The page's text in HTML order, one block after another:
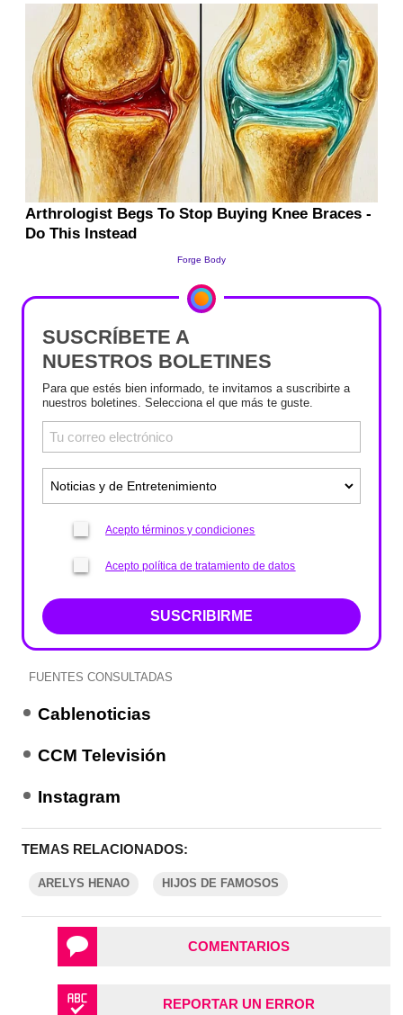
SUSCRÍBETE A
NUESTROS BOLETINES
Para que estés bien informado, te invitamos a suscribirte a
nuestros boletines. Selecciona el que más te guste.
Acepto términos y condiciones
Acepto política de tratamiento de datos
SUSCRIBIRME
FUENTES CONSULTADAS
Cablenoticias
CCM Televisión
Instagram
TEMAS RELACIONADOS:
ARELYS HENAO HIJOS DE FAMOSOS
COMENTARIOS
REPORTAR UN ERROR